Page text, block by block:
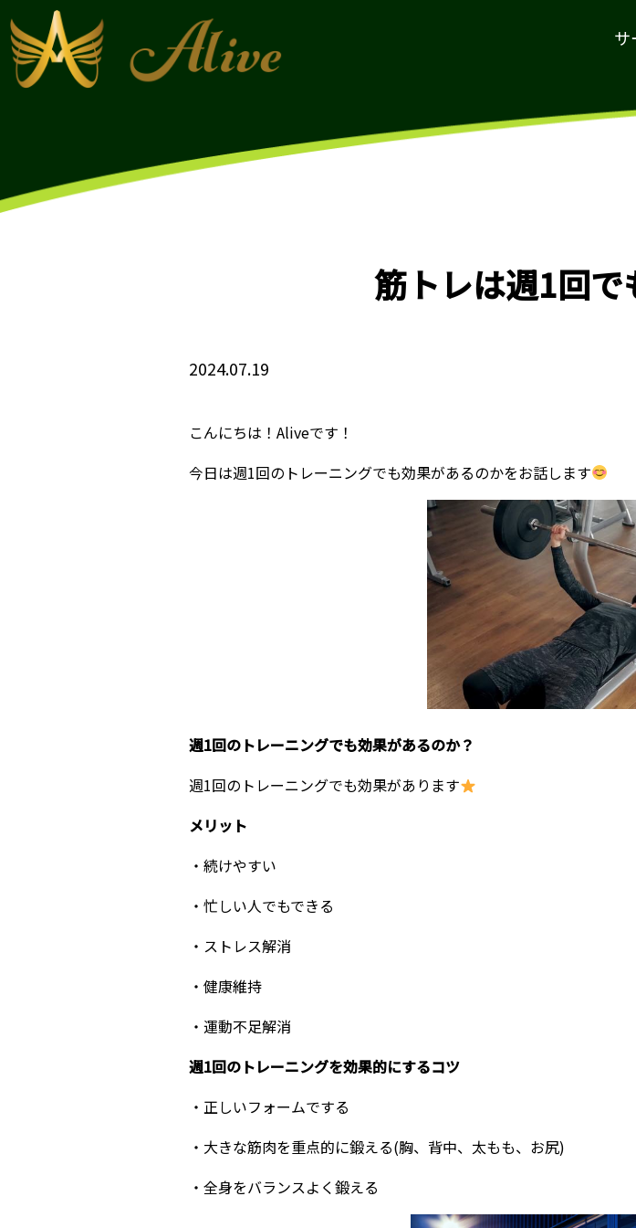
サ
筋トレは週1回で
2024.07.19
こんにちは！Aliveです！
今日は週1回のトレーニングでも効果があるのかをお話します
週1回のトレーニングでも効果があるのか？
週1回のトレーニングでも効果があります
メリット
・続けやすい
・忙しい人でもできる
・ストレス解消
・健康維持
・運動不足解消
週1回のトレーニングを効果的にするコツ
・正しいフォームでする
・大きな筋肉を重点的に鍛える(胸、背中、太もも、お尻)
・全身をバランスよく鍛える